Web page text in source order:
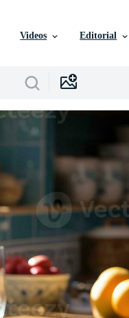
Videos Editorial